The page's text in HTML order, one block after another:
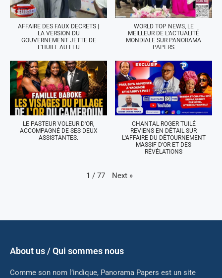
AFFAIRE DES FAUX DECRETS |
LA VERSION DU
GOUVERNEMENT JETTE DE
L'HUILE AU FEU
WORLD TOP NEWS, LE
MEILLEUR DE L'ACTUALITÉ
MONDIALE SUR PANORAMA
PAPERS
LE PASTEUR VOLEUR D'OR,
ACCOMPAGNÉ DE SES DEUX
ASSISTANTES.
CHANTAL ROGER TUILÉ
REVIENS EN DÉTAIL SUR
L'AFFAIRE DU DÉTOURNEMENT
MASSIF D'OR ET DES
RÉVÉLATIONS
1 / 77 Next »
About us / Qui sommes nous
Comme son nom l’indique, Panorama Papers est un site